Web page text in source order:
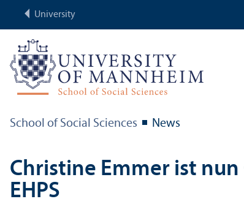
University
School of Social Sciences News
Christine Emmer ist nun
EHPS